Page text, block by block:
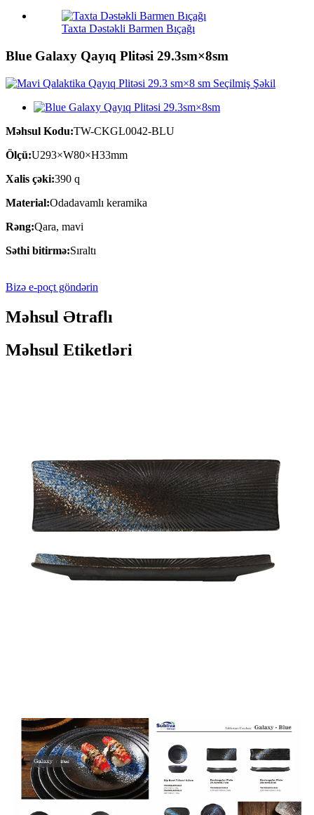
Taxta Dəstəkli Barmen Bıçağı
Blue Galaxy Qayıq Plitəsi 29.3sm×8sm
Məhsul Kodu:TW-CKGL0042-BLU
Ölçü:U293×W80×H33mm
Xalis çəki:390 q
Material:Odadavamlı keramika
Rəng:Qara, mavi
Səthi bitirmə:Sıraltı
Bizə e-poçt göndərin
Məhsul Ətraflı
Məhsul Etiketləri